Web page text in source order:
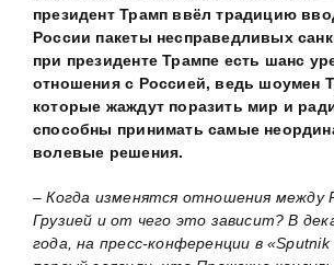
президент Трамп ввёл традицию
России пакеты несправедливых
при президенте Трампе есть шанс
отношения с Россией, ведь шоумен
которые жаждут поразить мир и
способны принимать самые
волевые решения.
– Когда изменятся отношения между
Грузией и от чего это зависит? В
года, на пресс-конференции в